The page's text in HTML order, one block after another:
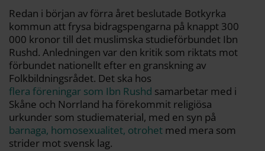
k k
Redan i början av förra året beslutade Botkyrka
kommun att frysa bidragspengarna på knappt 300
000 kronor till det muslimska studieförbundet Ibn
Rushd. Anledningen var den kritik som riktats mot
förbundet nationellt efter en granskning av
Folkbildningsrådet. Det ska hos
flera föreningar som Ibn Rushd samarbetar med i
Skåne och Norrland ha förekommit religiösa
urkunder som studiematerial, med en syn på
barnaga, homosexualitet, otrohet med mera som
strider mot svensk lag.